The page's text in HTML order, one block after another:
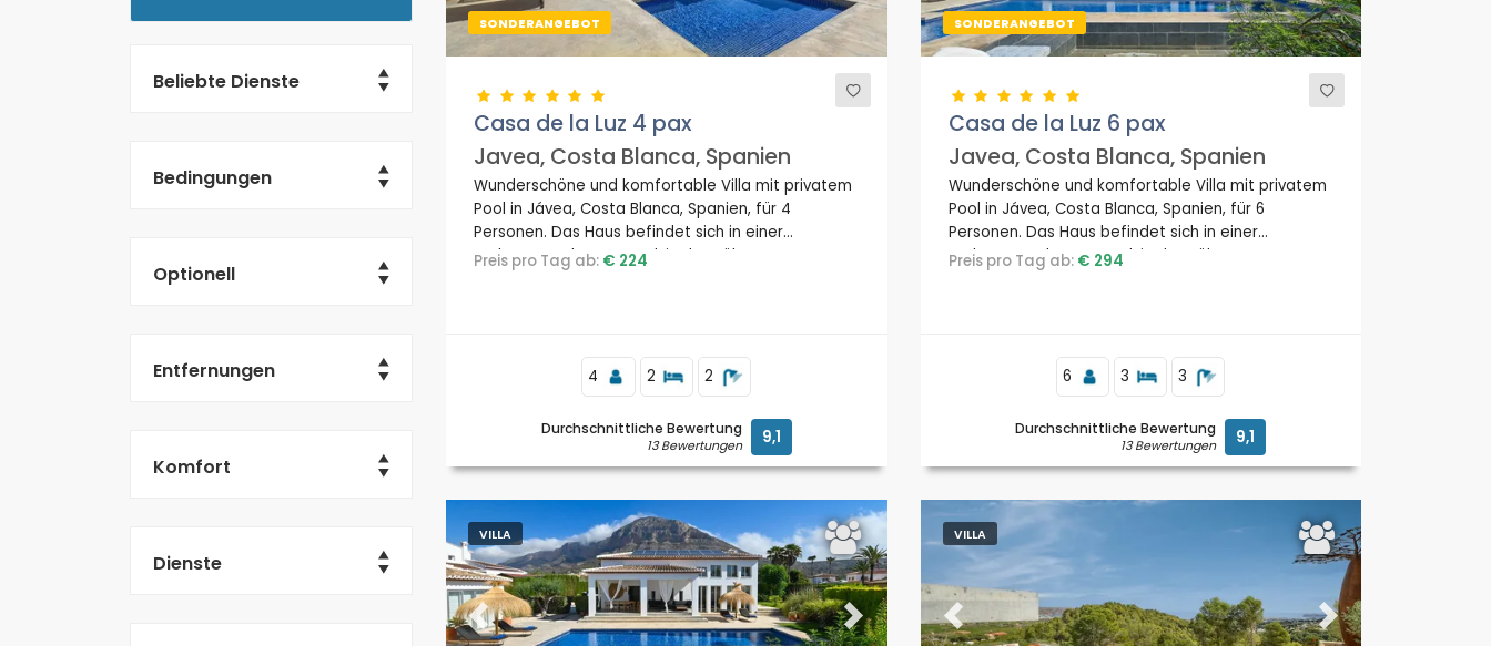
Beliebte Dienste
Bedingungen
Optionell
Entfernungen
Komfort
Dienste
SONDERANGEBOT
Casa de la Luz 4 pax
Javea, Costa Blanca, Spanien
Wunderschöne und komfortable Villa mit privatem
Pool in Jávea, Costa Blanca, Spanien, für 4
Personen. Das Haus befindet sich in einer
Wohngegend am Strand, in der Nähe von
Preis pro Tag ab: € 224
4 2 2
Durchschnittliche Bewertung
13 Bewertungen 9,1
SONDERANGEBOT
Casa de la Luz 6 pax
Javea, Costa Blanca, Spanien
Wunderschöne und komfortable Villa mit privatem
Pool in Jávea, Costa Blanca, Spanien, für 6
Personen. Das Haus befindet sich in einer
Wohngegend am Strand, in der Nähe von
Preis pro Tag ab: € 294
6 3 3
Durchschnittliche Bewertung
13 Bewertungen 9,1
VILLA
Previous Next
VILLA
Previous Next